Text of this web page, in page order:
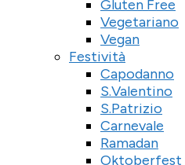
Gluten Free
Vegetariano
Vegan
Festività
Capodanno
S.Valentino
S.Patrizio
Carnevale
Ramadan
Oktoberfest